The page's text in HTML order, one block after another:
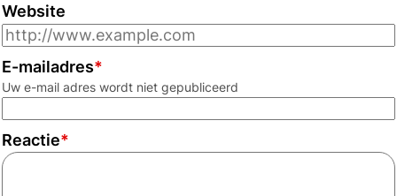
Website
E-mailadres*
Uw e-mail adres wordt niet gepubliceerd
Reactie*